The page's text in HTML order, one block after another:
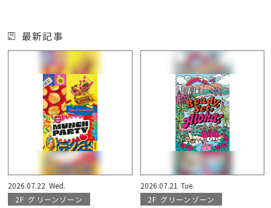
最新記事
2026.07.22 Wed.
2F グリーンゾーン
2026.07.21 Tue.
2F グリーンゾーン